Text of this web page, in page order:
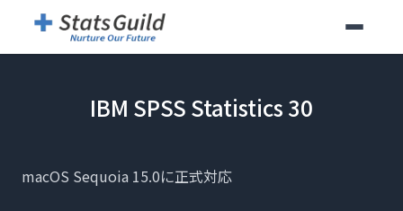
IBM SPSS Statistics 30
macOS Sequoia 15.0に正式対応